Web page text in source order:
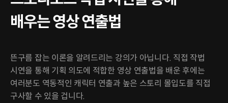
배우는 영상 연출법
뜬구름 잡는 이론을 알려드리는 강의가 아닙니다. 직접 작법
시연을 통해 기획 의도에 적합한 영상 연출법을 배운 후에는
여러분도 역동적인 캐릭터 연출과 높은 스토리 몰입도를 직접
구사할 수 있을 겁니다.